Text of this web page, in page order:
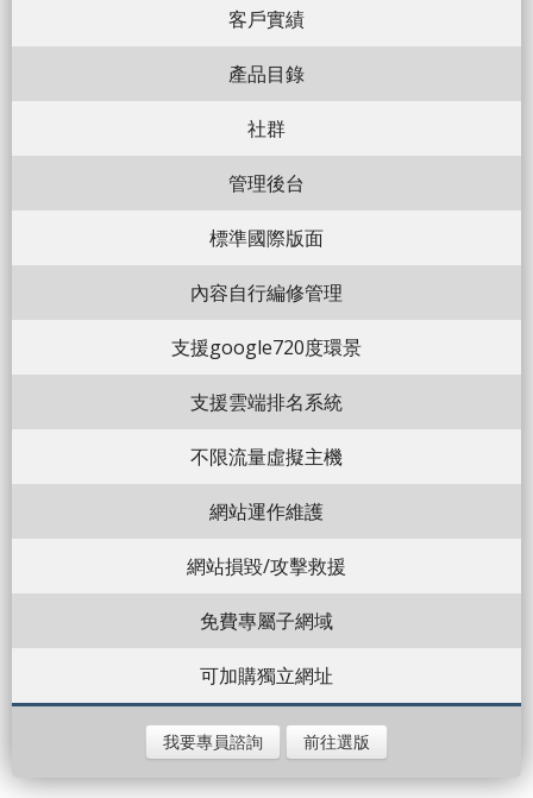
客戶實績
產品目錄
社群
管理後台
標準國際版面
內容自行編修管理
支援google720度環景
支援雲端排名系統
不限流量虛擬主機
網站運作維護
網站損毀/攻擊救援
免費專屬子網域
可加購獨立網址
我要專員諮詢 前往選版